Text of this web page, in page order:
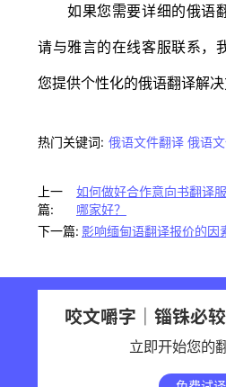
如果您需要详细的俄语翻
请与雅言的在线客服联系，
您提供个性化的俄语翻译解决
热门关键词: 俄语文件翻译 俄语
上一
篇:
如何做好合作意向书翻译
哪家好？
下一篇: 影响缅甸语翻译报价的因
咬文嚼字｜锱铢必
立即开始您的